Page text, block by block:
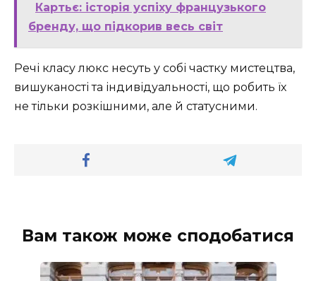
Картьє: історія успіху французького
бренду, що підкорив весь світ
Речі класу люкс несуть у собі частку мистецтва,
вишуканості та індивідуальності, що робить їх
не тільки розкішними, але й статусними.
Вам також може сподобатися